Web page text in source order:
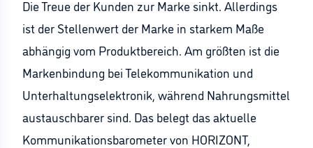
Die Treue der Kunden zur Marke sinkt. Allerdings
ist der Stellenwert der Marke in starkem Maße
abhängig vom Produktbereich. Am größten ist die
Markenbindung bei Telekommunikation und
Unterhaltungselektronik, während Nahrungsmittel
austauschbarer sind. Das belegt das aktuelle
Kommunikationsbarometer von HORIZONT,